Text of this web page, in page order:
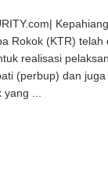
Rokok (KTR)
realisasi
(perbup) dan
...